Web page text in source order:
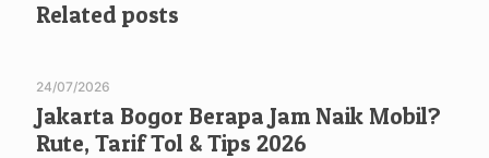
Related posts
24/07/2026
Jakarta Bogor Berapa Jam Naik Mobil?
Rute, Tarif Tol & Tips 2026